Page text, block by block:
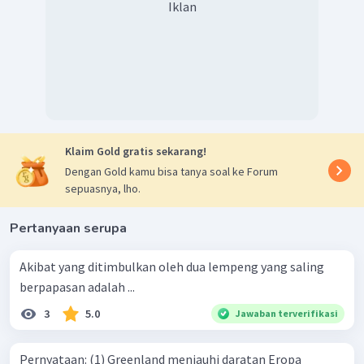
Iklan
Klaim Gold gratis sekarang!
Dengan Gold kamu bisa tanya soal ke Forum
sepuasnya, lho.
Pertanyaan serupa
Akibat yang ditimbulkan oleh dua lempeng yang saling
berpapasan adalah ...
3 5.0 Jawaban terverifikasi
Pernyataan: (1) Greenland menjauhi daratan Eropa